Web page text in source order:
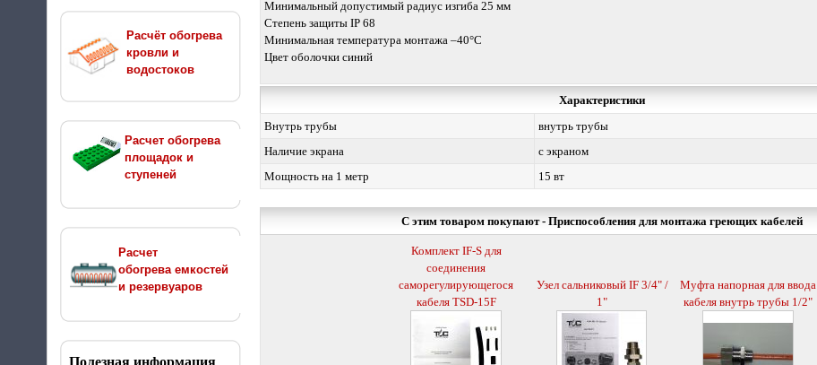
Расчёт обогрева
кровли и
водостоков
Расчет обогрева
площадок и
ступеней
Расчет
обогрева емкостей
и резервуаров
Полезная информация
Минимальный допустимый радиус изгиба 25 мм
Степень защиты IP 68
Минимальная температура монтажа –40°C
Цвет оболочки синий
Характеристики
Внутрь трубы
внутрь трубы
Наличие экрана
с экраном
Мощность на 1 метр
15 вт
С этим товаром покупают - Приспособления для монтажа греющих кабелей
Комплект IF-S для
соединения
саморегулирующегося
кабеля TSD-15F
Узел сальниковый IF 3/4" /
1"
Муфта напорная для ввода
кабеля внутрь трубы 1/2"